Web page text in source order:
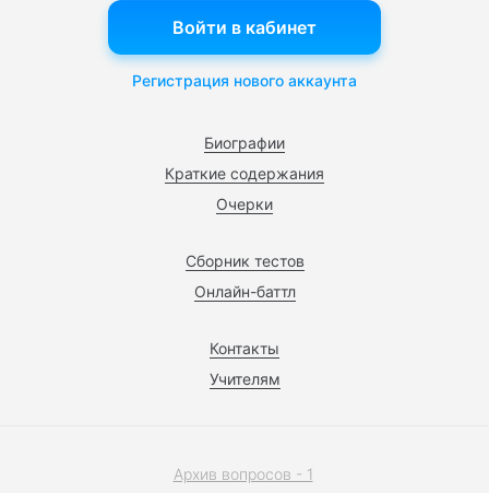
Биографии
Краткие содержания
Очерки
Сборник тестов
Онлайн-баттл
Контакты
Учителям
Войти в кабинет
Регистрация нового аккаунта
Архив вопросов - 1